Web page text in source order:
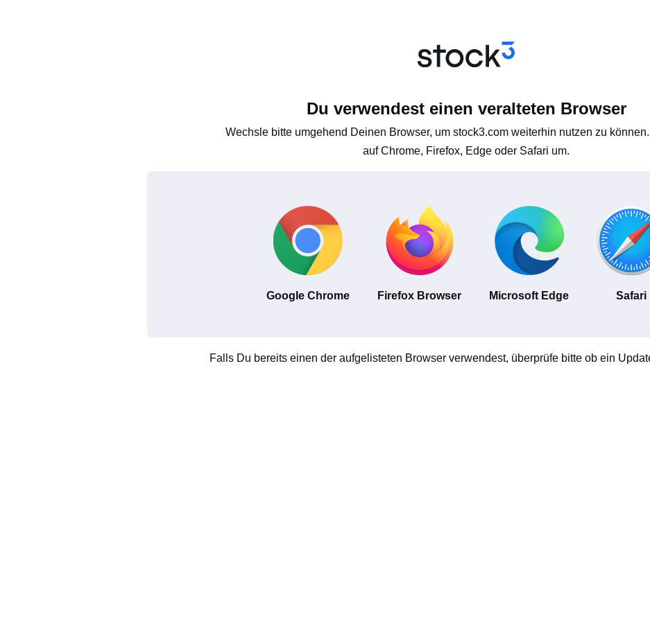
Du verwendest einen veralteten Browser
Wechsle bitte umgehend Deinen Browser, um stock3.com weiterhin nutzen zu
auf Chrome, Firefox, Edge oder Safari um.
Google Chrome Firefox Browser Microsoft Edge Safari
Falls Du bereits einen der aufgelisteten Browser verwendest, überprüfe bitte ob ein